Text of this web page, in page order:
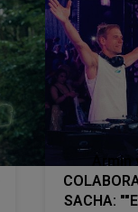
SACHA: